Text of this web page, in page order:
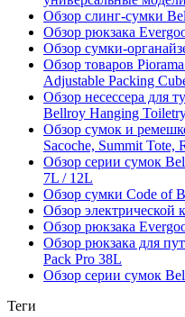
Обзор слинг-сумки
Обзор рюкзака
Обзор сумки-
Обзор товаров
Adjustable Packing
Обзор несессера для
Bellroy Hanging
Обзор сумок и
Sacoche, Summit Tote,
Обзор серии сумок
7L / 12L
Обзор сумки Code of
Обзор электрической
Обзор рюкзака
Обзор рюкзака для
Pack Pro 38L
Обзор серии сумок
Теги